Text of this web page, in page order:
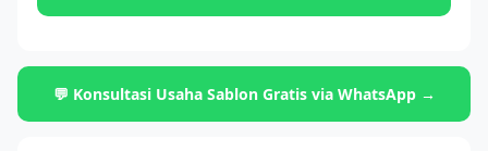
💬 Konsultasi Usaha Sablon Gratis via WhatsApp →